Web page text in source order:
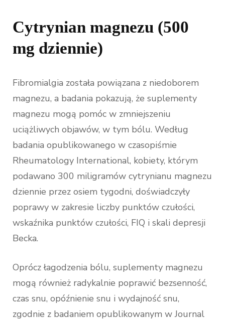
Cytrynian magnezu (500
mg dziennie)
Fibromialgia została powiązana z niedoborem
magnezu, a badania pokazują, że suplementy
magnezu mogą pomóc w zmniejszeniu
uciążliwych objawów, w tym bólu. Według
badania opublikowanego w czasopiśmie
Rheumatology International, kobiety, którym
podawano 300 miligramów cytrynianu magnezu
dziennie przez osiem tygodni, doświadczyły
poprawy w zakresie liczby punktów czułości,
wskaźnika punktów czułości, FIQ i skali depresji
Becka.
Oprócz łagodzenia bólu, suplementy magnezu
mogą również radykalnie poprawić bezsenność,
czas snu, opóźnienie snu i wydajność snu,
zgodnie z badaniem opublikowanym w Journal